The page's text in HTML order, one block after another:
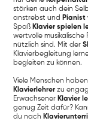
stärken auch dein
anstrebst und Pianist
Spaß Klavier spielen
wertvolle musikalische
nützlich sind. Mit der
Klavierbegleitung
begleiten zu können.
Viele Menschen
Klavierlehrer zu
Erwachsener Klavier
genug Zeit dafür?
du nach